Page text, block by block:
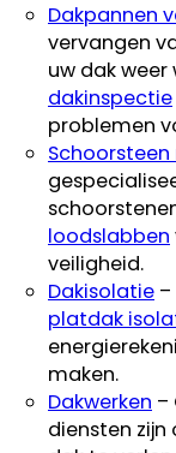
Dakpannen
vervangen
uw dak
dakinspectie
problemen
loodslabben
veiligheid.
Dakisolatie
platdak
maken.
Dakwerken –
diensten